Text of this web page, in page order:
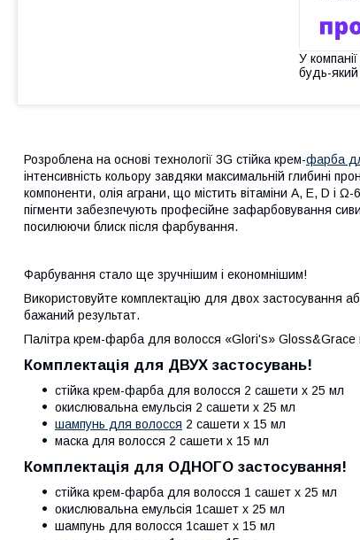
У
будь-
Розроблена на основі технології 3G стійка крем-фарба
інтенсивність кольору завдяки максимальній глибині
компоненти, олія аграни, що містить вітаміни А, Е, D і
пігменти забезпечують професійне зафарбовування
посилюючи блиск після фарбування.
Фарбування стало ще зручнішим і економнішим!
Використовуйте комплектацію для двох застосування
бажаний результат.
Палітра крем-фарба для волосся «Glori's» Gloss&Grace
Комплектація для ДВУХ застосувань!
стійка крем-фарба для волосся 2 сашети х 25 мл
окислювальна емульсія 2 сашети х 25 мл
шампунь для волосся 2 сашети х 15 мл
маска для волосся 2 сашети х 15 мл
Комплектація для ОДНОГО застосування!
стійка крем-фарба для волосся 1 сашет х 25 мл
окислювальна емульсія 1сашет х 25 мл
шампунь для волосся 1сашет х 15 мл